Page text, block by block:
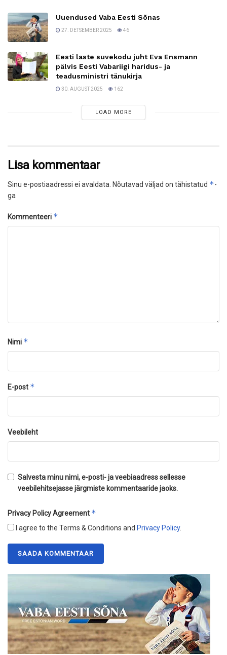
Uuendused Vaba Eesti Sõnas
27. DETSEMBER 2025 46
Eesti laste suvekodu juht Eva Ensmann
pälvis Eesti Vabariigi haridus- ja
teadusministri tänukirja
30. AUGUST 2025 162
LOAD MORE
Lisa kommentaar
Sinu e-postiaadressi ei avaldata. Nõutavad väljad on tähistatud *-
ga
Kommenteeri *
Nimi *
E-post *
Veebileht
Salvesta minu nimi, e-posti- ja veebiaadress sellesse
veebilehitsejasse järgmiste kommentaaride jaoks.
Privacy Policy Agreement *
I agree to the Terms & Conditions and Privacy Policy.